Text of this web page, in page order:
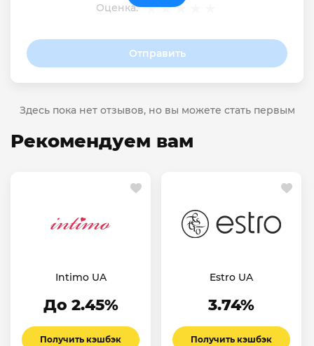
Оценка:
Отправить
Здесь пока нет отзывов, но вы можете стать первым
Рекомендуем вам
Intimo UA
До 2.45%
Получить кэшбэк
Estro UA
3.74%
Получить кэшбэк